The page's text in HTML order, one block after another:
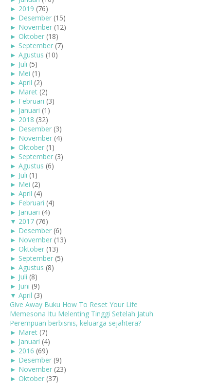
► 2019 (76)
► Desember (15)
► November (12)
► Oktober (18)
► September (7)
► Agustus (10)
► Juli (5)
► Mei (1)
► April (2)
► Maret (2)
► Februari (3)
► Januari (1)
► 2018 (32)
► Desember (3)
► November (4)
► Oktober (1)
► September (3)
► Agustus (6)
► Juli (1)
► Mei (2)
► April (4)
► Februari (4)
► Januari (4)
▼ 2017 (76)
► Desember (6)
► November (13)
► Oktober (13)
► September (5)
► Agustus (8)
► Juli (8)
► Juni (9)
▼ April (3)
Give Away Buku How To Reset Your Life
Memesona Itu Melenting Tinggi Setelah Jatuh
Perempuan berbisnis, keluarga sejahtera?
► Maret (7)
► Januari (4)
► 2016 (69)
► Desember (9)
► November (23)
► Oktober (37)